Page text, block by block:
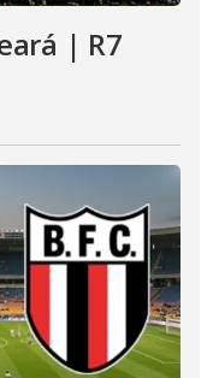
| R7